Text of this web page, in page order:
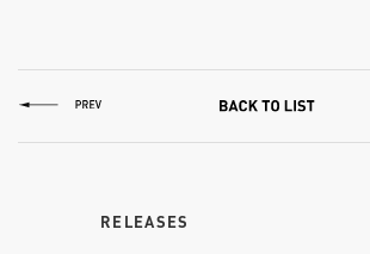
RELEASES